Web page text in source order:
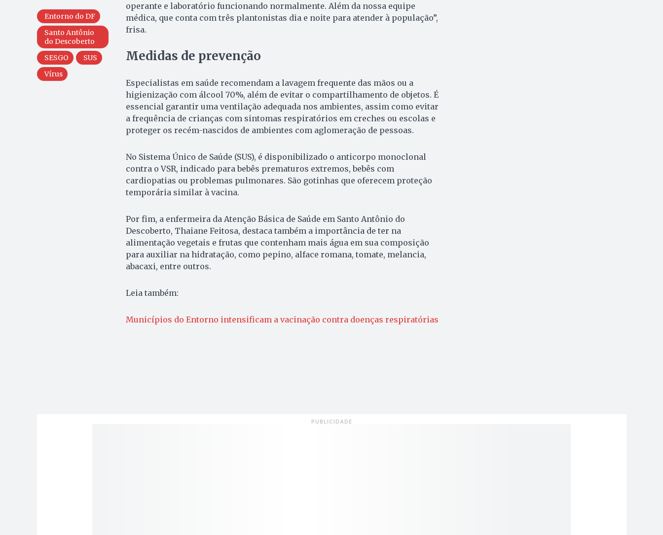
Entorno do DF
Santo Antônio
do Descoberto
SESGO
SUS
Vírus
operante e laboratório funcionando normalmente. Além da nossa equipe
médica, que conta com três plantonistas dia e noite para atender à população”,
frisa.
Medidas de prevenção
Especialistas em saúde recomendam a lavagem frequente das mãos ou a
higienização com álcool 70%, além de evitar o compartilhamento de objetos. É
essencial garantir uma ventilação adequada nos ambientes, assim como evitar
a frequência de crianças com sintomas respiratórios em creches ou escolas e
proteger os recém-nascidos de ambientes com aglomeração de pessoas.
No Sistema Único de Saúde (SUS), é disponibilizado o anticorpo monoclonal
contra o VSR, indicado para bebês prematuros extremos, bebês com
cardiopatias ou problemas pulmonares. São gotinhas que oferecem proteção
temporária similar à vacina.
Por fim, a enfermeira da Atenção Básica de Saúde em Santo Antônio do
Descoberto, Thaiane Feitosa, destaca também a importância de ter na
alimentação vegetais e frutas que contenham mais água em sua composição
para auxiliar na hidratação, como pepino, alface romana, tomate, melancia,
abacaxi, entre outros.
Leia também:
Municípios do Entorno intensificam a vacinação contra doenças respiratórias